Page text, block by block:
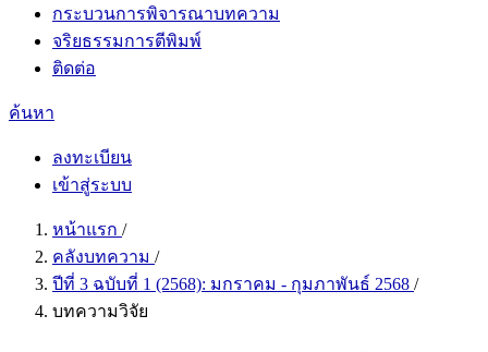
กระบวนการพิจารณาบทความ
จริยธรรมการตีพิมพ์
ติดต่อ
ค้นหา
ลงทะเบียน
เข้าสู่ระบบ
หน้าแรก /
คลังบทความ /
ปีที่ 3 ฉบับที่ 1 (2568): มกราคม - กุมภาพันธ์ 2568 /
บทความวิจัย